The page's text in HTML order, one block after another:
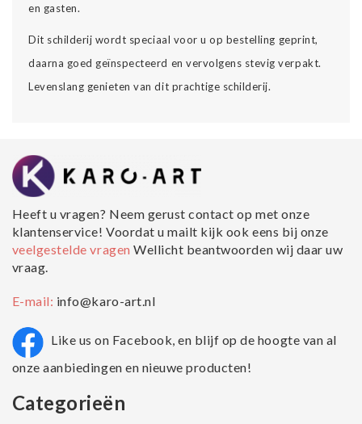
en gasten.
Dit schilderij wordt speciaal voor u op bestelling geprint,
daarna goed geïnspecteerd en vervolgens stevig verpakt.
Levenslang genieten van dit prachtige schilderij.
Heeft u vragen? Neem gerust contact op met onze
klantenservice! Voordat u mailt kijk ook eens bij onze
veelgestelde vragenWellicht beantwoorden wij daar uw
vraag.
E-mail: info@karo-art.nl
Like us on Facebook, en blijf op de hoogte van al
onze aanbiedingen en nieuwe producten!
Categorieën